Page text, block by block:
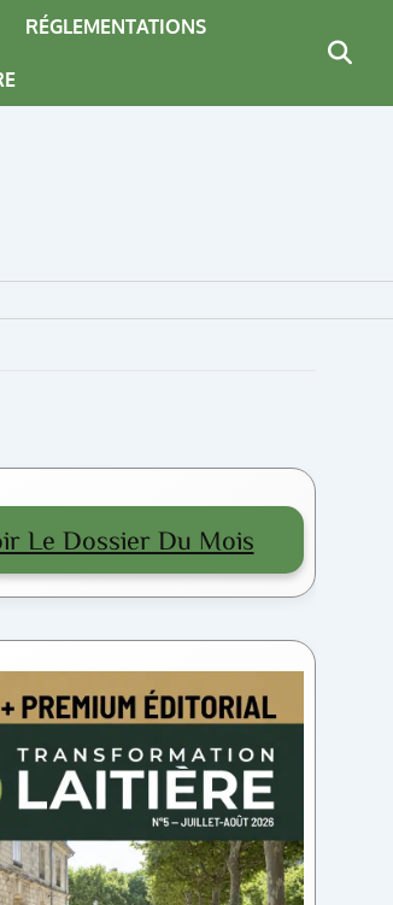
RÉGLEMENTATIONS
Le Dossier Du Mois